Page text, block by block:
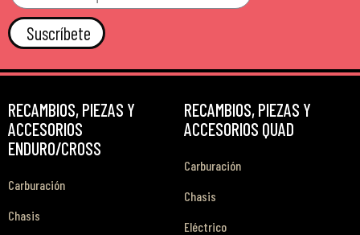
Suscríbete
RECAMBIOS, PIEZAS Y
ACCESORIOS
ENDURO/CROSS
Carburación
Chasis
RECAMBIOS, PIEZAS Y
ACCESORIOS QUAD
Carburación
Chasis
Eléctrico